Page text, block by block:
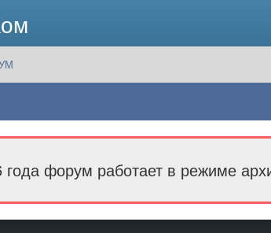
форум работает в режиме